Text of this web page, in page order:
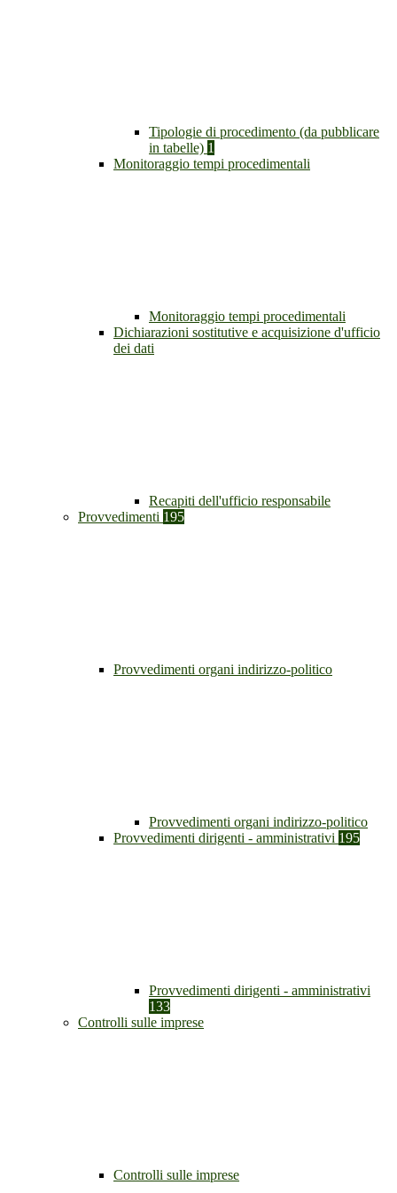
Tipologie di procedimento (da pubblicare
in tabelle) 1
Monitoraggio tempi procedimentali
Monitoraggio tempi procedimentali
Dichiarazioni sostitutive e acquisizione d'ufficio
dei dati
Recapiti dell'ufficio responsabile
Provvedimenti 195
Provvedimenti organi indirizzo-politico
Provvedimenti organi indirizzo-politico
Provvedimenti dirigenti - amministrativi 195
Provvedimenti dirigenti - amministrativi
133
Controlli sulle imprese
Controlli sulle imprese